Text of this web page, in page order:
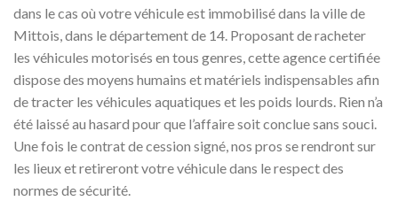
dans le cas où votre véhicule est immobilisé dans la ville de
Mittois, dans le département de 14. Proposant de racheter
les véhicules motorisés en tous genres, cette agence certifiée
dispose des moyens humains et matériels indispensables afin
de tracter les véhicules aquatiques et les poids lourds. Rien n’a
été laissé au hasard pour que l’affaire soit conclue sans souci.
Une fois le contrat de cession signé, nos pros se rendront sur
les lieux et retireront votre véhicule dans le respect des
normes de sécurité.